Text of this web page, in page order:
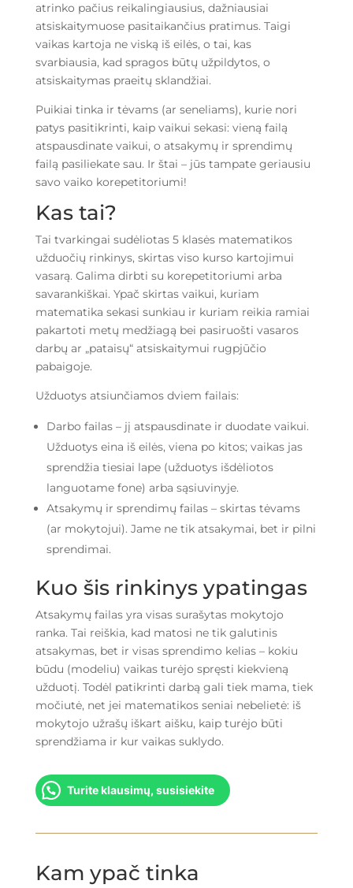
atrinko pačius reikalingiausius, dažniausiai
atsiskaitymuose pasitaikančius pratimus. Taigi
vaikas kartoja ne viską iš eilės, o tai, kas
svarbiausia, kad spragos būtų užpildytos, o
atsiskaitymas praeitų sklandžiai.
Puikiai tinka ir tėvams (ar seneliams), kurie nori
patys pasitikrinti, kaip vaikui sekasi: vieną failą
atspausdinate vaikui, o atsakymų ir sprendimų
failą pasiliekate sau. Ir štai – jūs tampate geriausiu
savo vaiko korepetitoriumi!
Kas tai?
Tai tvarkingai sudėliotas 5 klasės matematikos
užduočių rinkinys, skirtas viso kurso kartojimui
vasarą. Galima dirbti su korepetitoriumi arba
savarankiškai. Ypač skirtas vaikui, kuriam
matematika sekasi sunkiau ir kuriam reikia ramiai
pakartoti metų medžiagą bei pasiruošti vasaros
darbų ar „pataisų“ atsiskaitymui rugpjūčio
pabaigoje.
Užduotys atsiunčiamos dviem failais:
Darbo failas – jį atspausdinate ir duodate vaikui.
Užduotys eina iš eilės, viena po kitos; vaikas jas
sprendžia tiesiai lape (užduotys išdėliotos
languotame fone) arba sąsiuvinyje.
Atsakymų ir sprendimų failas – skirtas tėvams
(ar mokytojui). Jame ne tik atsakymai, bet ir pilni
sprendimai.
Kuo šis rinkinys ypatingas
Atsakymų failas yra visas surašytas mokytojo
ranka. Tai reiškia, kad matosi ne tik galutinis
atsakymas, bet ir visas sprendimo kelias – kokiu
būdu (modeliu) vaikas turėjo spręsti kiekvieną
užduotį. Todėl patikrinti darbą gali tiek mama, tiek
močiutė, net jei matematikos seniai nebelietė: iš
mokytojo užrašų iškart aišku, kaip turėjo būti
sprendžiama ir kur vaikas suklydo.
Turite klausimų, susisiekite
Kam ypač tinka